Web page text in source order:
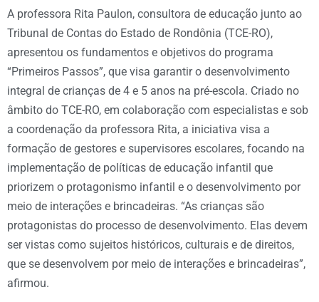
A professora Rita Paulon, consultora de educação junto ao
Tribunal de Contas do Estado de Rondônia (TCE-RO),
apresentou os fundamentos e objetivos do programa
“Primeiros Passos”, que visa garantir o desenvolvimento
integral de crianças de 4 e 5 anos na pré-escola. Criado no
âmbito do TCE-RO, em colaboração com especialistas e sob
a coordenação da professora Rita, a iniciativa visa a
formação de gestores e supervisores escolares, focando na
implementação de políticas de educação infantil que
priorizem o protagonismo infantil e o desenvolvimento por
meio de interações e brincadeiras. “As crianças são
protagonistas do processo de desenvolvimento. Elas devem
ser vistas como sujeitos históricos, culturais e de direitos,
que se desenvolvem por meio de interações e brincadeiras”,
afirmou.